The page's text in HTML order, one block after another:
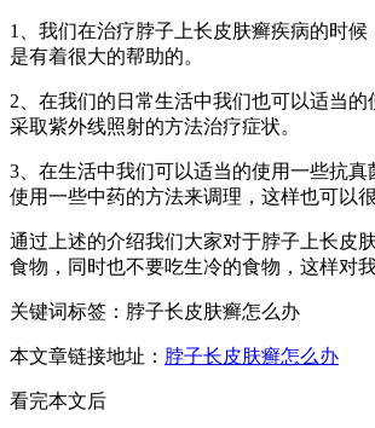
1、我们在治疗脖子上长皮肤癣疾病的时
是有着很大的帮助的。
2、在我们的日常生活中我们也可以适当
采取紫外线照射的方法治疗症状。
3、在生活中我们可以适当的使用一些抗
使用一些中药的方法来调理，这样也可以
通过上述的介绍我们大家对于脖子上长皮
食物，同时也不要吃生冷的食物，这样对
关键词标签：脖子长皮肤癣怎么办
本文章链接地址： 脖子长皮肤癣怎么办
看完本文后